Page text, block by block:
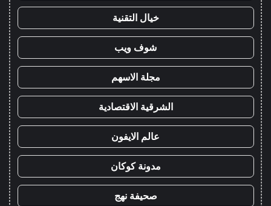
خيال التقنية
شوف ويب
مجلة الاسهم
الشرقية الاقتصادية
عالم الايفون
مدونة كوكان
صحيفة نهج